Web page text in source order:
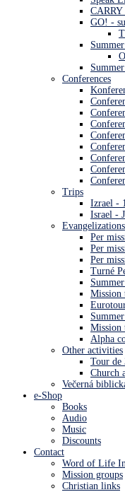
CARRY
GO! -
Conferences
Trips
Izrael -
Israel -
Evangelizations
Per
Per
Per
Turné
Mission
Mission
Alpha
Other activities
Tour de
Church
Večerná
e-Shop
Books
Audio
Music
Discounts
Contact
Word of Life
Mission groups
Christian links